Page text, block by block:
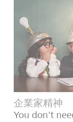
企業家精神
You don't